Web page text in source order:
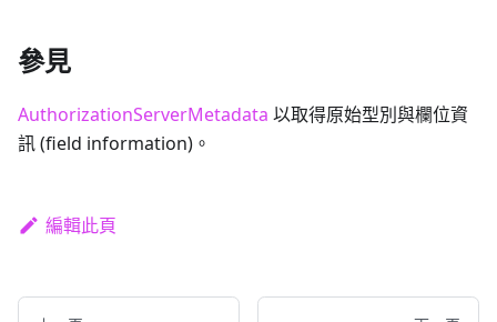
參見
AuthorizationServerMetadata 以取得原始型別與欄位資
訊 (field information)。
編輯此頁